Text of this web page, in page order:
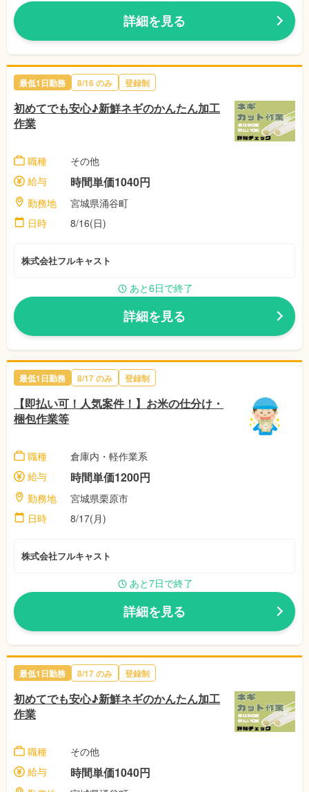
詳細を見る
最低1日勤務 8/16 のみ 登録制
初めてでも安心♪新鮮ネギのかんたん加工
作業
職種
その他
給与
時間単価1040円
勤務地
宮城県涌谷町
日時
8/16(日)
株式会社フルキャスト
あと6日で終了
詳細を見る
最低1日勤務 8/17 のみ 登録制
【即払い可！人気案件！】お米の仕分け・
梱包作業等
職種
倉庫内・軽作業系
給与
時間単価1200円
勤務地
宮城県栗原市
日時
8/17(月)
株式会社フルキャスト
あと7日で終了
詳細を見る
最低1日勤務 8/17 のみ 登録制
初めてでも安心♪新鮮ネギのかんたん加工
作業
職種
その他
給与
時間単価1040円